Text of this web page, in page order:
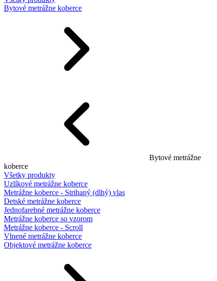
Bytové metrážne koberce
Bytové metrážne
koberce
Všetky produkty
Uzlíkové metrážne koberce
Metrážne koberce - Strihaný (dlhý) vlas
Detské metrážne koberce
Jednofarebné metrážne koberce
Metrážne koberce so vzorom
Metrážne koberce - Scroll
Vlnené metrážne koberce
Objektové metrážne koberce